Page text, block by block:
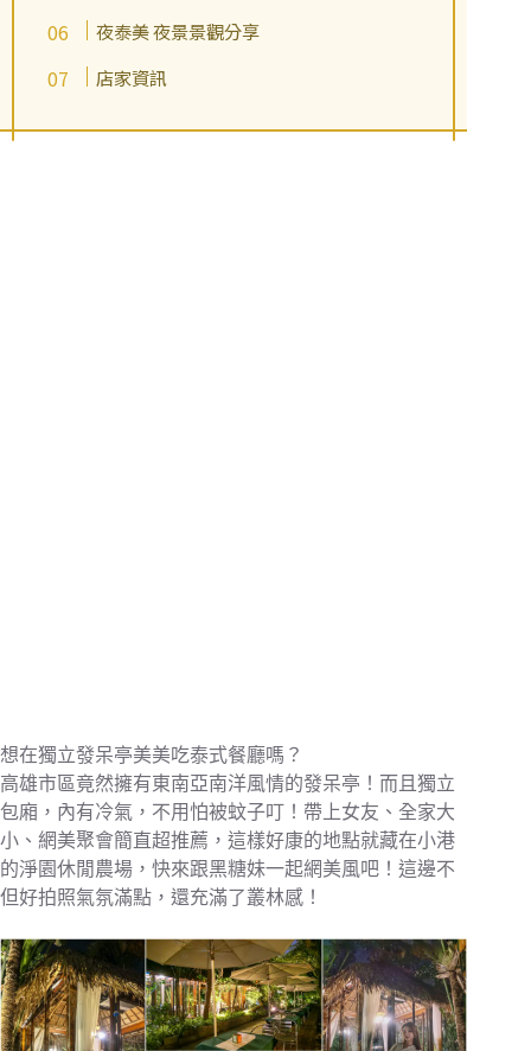
夜泰美 夜景景觀分享
店家資訊
想在獨立發呆亭美美吃泰式餐廳嗎？
高雄市區竟然擁有東南亞南洋風情的發呆亭！而且獨立
包廂，內有冷氣，不用怕被蚊子叮！帶上女友、全家大
小、網美聚會簡直超推薦，這樣好康的地點就藏在小港
的淨園休閒農場，快來跟黑糖妹一起網美風吧！這邊不
但好拍照氣氛滿點，還充滿了叢林感！